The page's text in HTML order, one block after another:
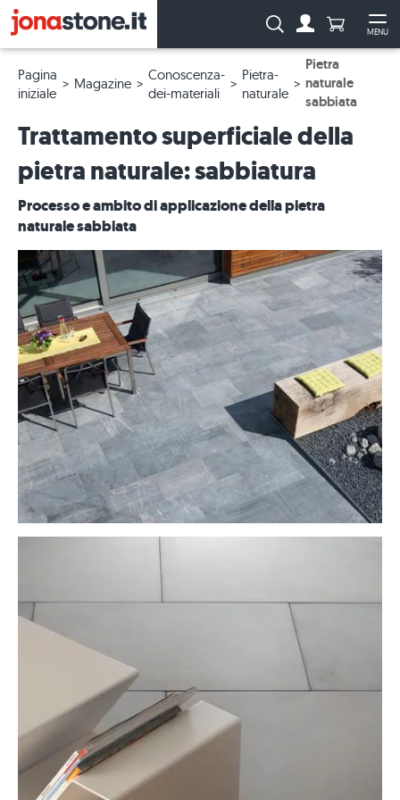
MENU
Ricerca: Numero di
Pagina
iniziale
Magazine
Conoscenza-
dei-materiali
Pietra-
naturale
Pietra
naturale
sabbiata
Trattamento superficiale della
pietra naturale: sabbiatura
Processo e ambito di applicazione della pietra
naturale sabbiata